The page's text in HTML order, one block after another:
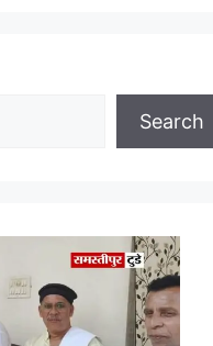
Search